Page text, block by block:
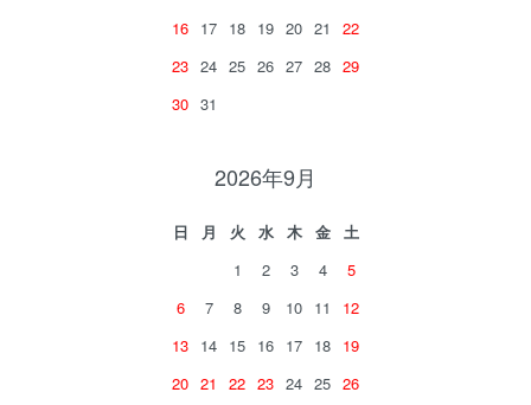
16 17 18 19 20 21
22
23 24 25 26 27 28 29
30 31
2026年9月
日 月 火 水 木 金
土
1
2 3 4
5
6
7 8 9 10 11
12
13 14 15 16 17 18 19
20 21 22 23 24 25 26